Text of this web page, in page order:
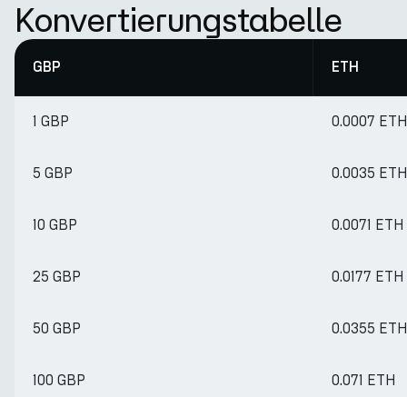
Konvertierungstabelle
GBP ETH
1 GBP 0.0007 ETH
5 GBP 0.0035 ETH
10 GBP 0.0071 ETH
25 GBP 0.0177 ETH
50 GBP 0.0355 ETH
100 GBP 0.071 ETH